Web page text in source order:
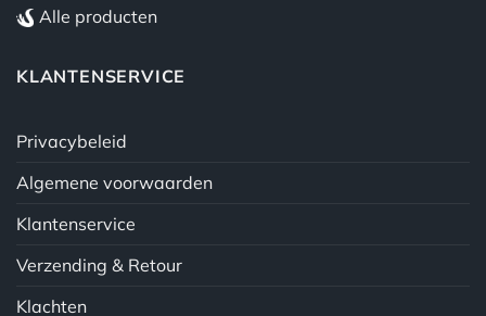
Alle producten
KLANTENSERVICE
Privacybeleid
Algemene voorwaarden
Klantenservice
Verzending & Retour
Klachten